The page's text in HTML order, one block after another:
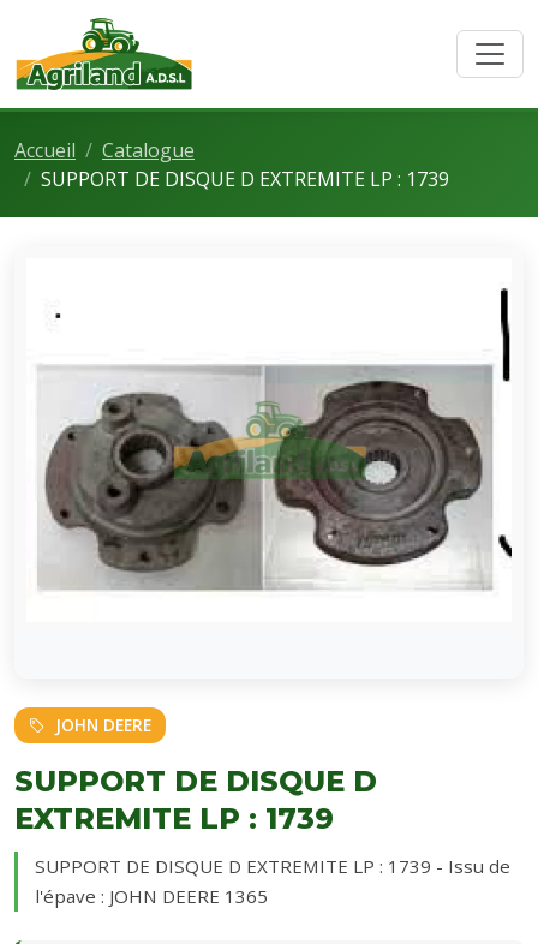
Accueil
Catalogue
SUPPORT DE DISQUE D EXTREMITE LP : 1739
JOHN DEERE
SUPPORT DE DISQUE D
EXTREMITE LP : 1739
SUPPORT DE DISQUE D EXTREMITE LP : 1739 - Issu de
l'épave : JOHN DEERE 1365